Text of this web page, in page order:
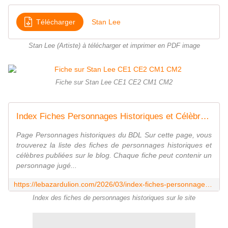
Télécharger Stan Lee
Stan Lee (Artiste) à télécharger et imprimer en PDF image
Fiche sur Stan Lee CE1 CE2 CM1 CM2
Index Fiches Personnages Historiques et Célèbres - Le Bazar du Lion
Page Personnages historiques du BDL Sur cette page, vous
trouverez la liste des fiches de personnages historiques et
célèbres publiées sur le blog. Chaque fiche peut contenir un
personnage jugé...
Index des fiches de personnages historiques sur le site